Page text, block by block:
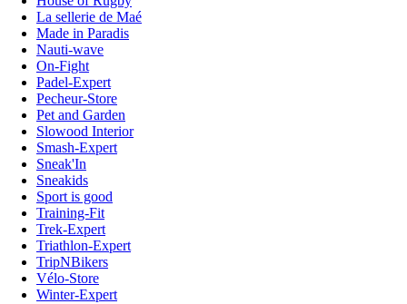
La sellerie de Maé
Made in Paradis
Nauti-wave
On-Fight
Padel-Expert
Pecheur-Store
Pet and Garden
Slowood Interior
Smash-Expert
Sneak'In
Sneakids
Sport is good
Training-Fit
Trek-Expert
Triathlon-Expert
TripNBikers
Vélo-Store
Winter-Expert